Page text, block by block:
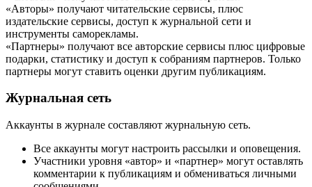
«Авторы» получают читательские сервисы, плюс
издательские сервисы, доступ к журнальной сети и
инструменты саморекламы.
«Партнеры» получают все авторские сервисы плюс цифровые
подарки, статистику и доступ к собраниям партнеров. Только
партнеры могут ставить оценки другим публикациям.
Журнальная сеть
Аккаунты в журнале составляют журнальную сеть.
Все аккаунты могут настроить рассылки и оповещения.
Участники уровня «автор» и «партнер» могут оставлять
комментарии к публикациям и обмениваться личными